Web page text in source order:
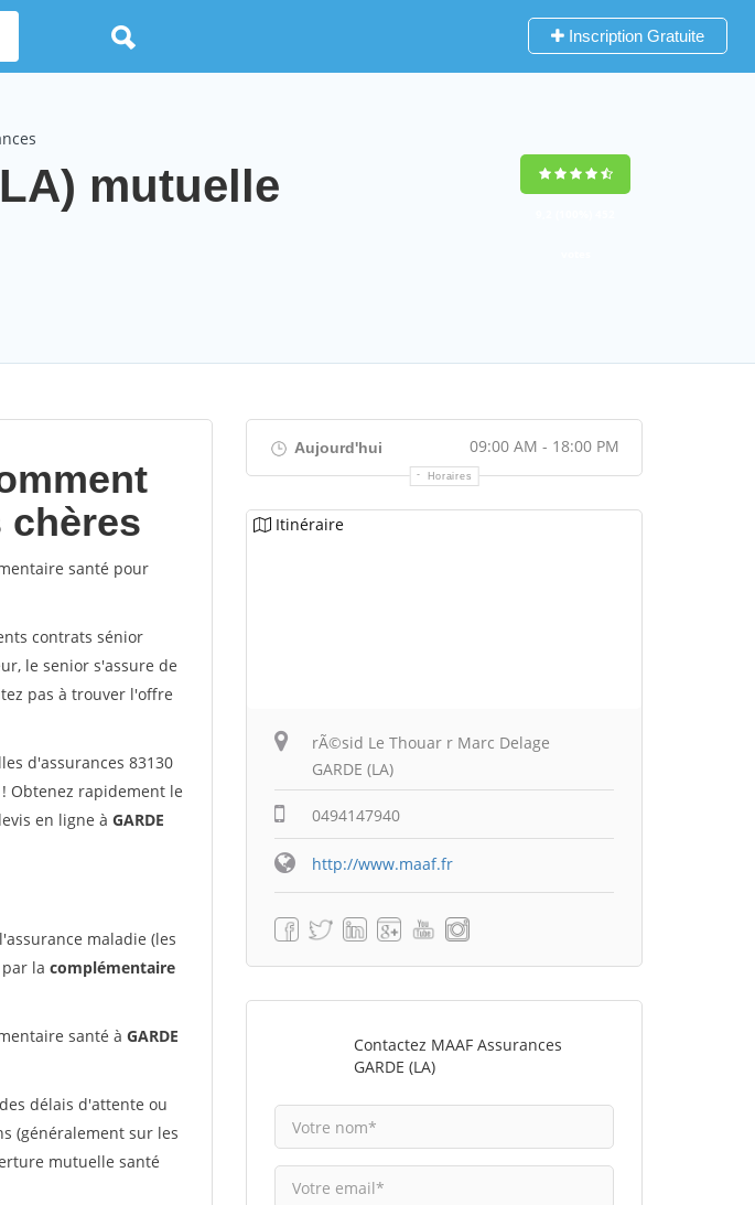
Inscription Gratuite
mutuelle
santé pour
contrats sénior
le senior s'assure de
pas à trouver l'offre
d'assurances 83130
! Obtenez rapidement le
en ligne à GARDE
maladie (les
la complémentaire
santé à GARDE
délais d'attente ou
(généralement sur les
mutuelle santé
Aujourd'hui 09:00 AM - 18:00 PM
Horaires
Itinéraire
rÃ©sid Le Thouar r Marc Delage
GARDE (LA)
0494147940
http://www.maaf.fr
Contactez MAAF Assurances
GARDE (LA)